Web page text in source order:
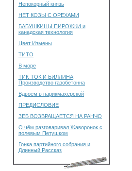
Непокорный князь
НЕТ КОЗЫ С ОРЕХАМИ
БАБУШКИНЫ ПИРОЖКИ и
канадская технология
Цвет Измены
ТИТО
В море
ТИК-ТОК И БИЛЛИНА
Производство газобетонна
Вдвоем в парикмахерской
ПРЕДИСЛОВИЕ
ЗЕБ ВОЗВРАЩАЕТСЯ НА РАНЧО
О чём разговаривал Жаворонок с
полевым Петушком
Гонка партийного собрания и
Длинный Рассказ